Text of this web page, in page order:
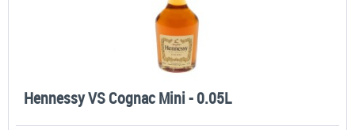
Hennessy VS Cognac Mini - 0.05L